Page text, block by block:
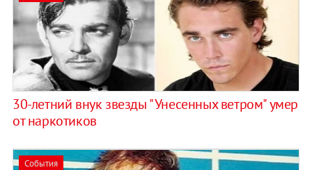
30-летний внук звезды "Унесенных ветром" умер
от наркотиков
События